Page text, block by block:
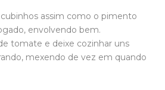
assim como o pimento
envolvendo bem.
tomate e deixe cozinhar uns
mexendo de vez em quando